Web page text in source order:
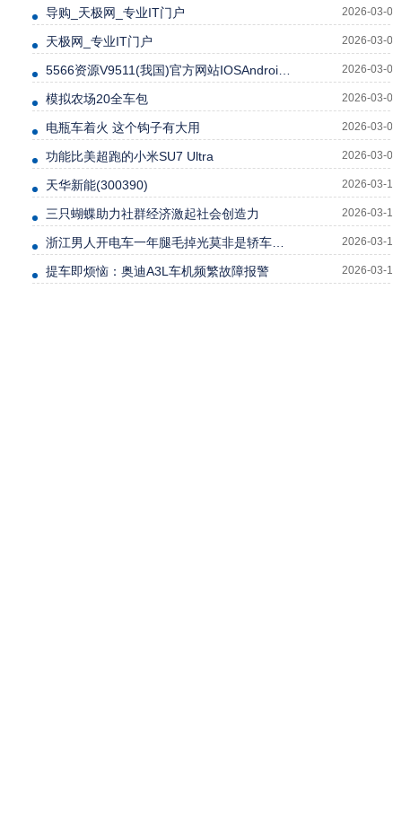
导购_天极网_专业IT门户 2026-03-04
天极网_专业IT门户 2026-03-04
5566资源V9511(我国)官方网站IOSAndroid通用版 2026-03-05
模拟农场20全车包 2026-03-06
电瓶车着火 这个钩子有大用 2026-03-06
功能比美超跑的小米SU7 Ultra 2026-03-08
天华新能(300390) 2026-03-10
三只蝴蝶助力社群经济激起社会创造力 2026-03-10
浙江男人开电车一年腿毛掉光莫非是轿车的新功能吗？ 2026-03-10
提车即烦恼：奥迪A3L车机频繁故障报警 2026-03-12